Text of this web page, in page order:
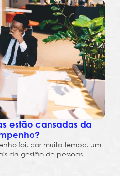
estão cansadas da
foi, por muito tempo, um
da gestão de pessoas.